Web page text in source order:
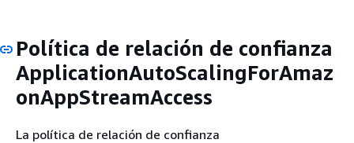
Política de relación de confianza
ApplicationAutoScalingForAmaz
onAppStreamAccess
La política de relación de confianza